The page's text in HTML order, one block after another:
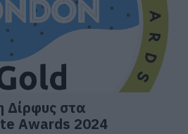
Δίρφυς στα
Awards 2024